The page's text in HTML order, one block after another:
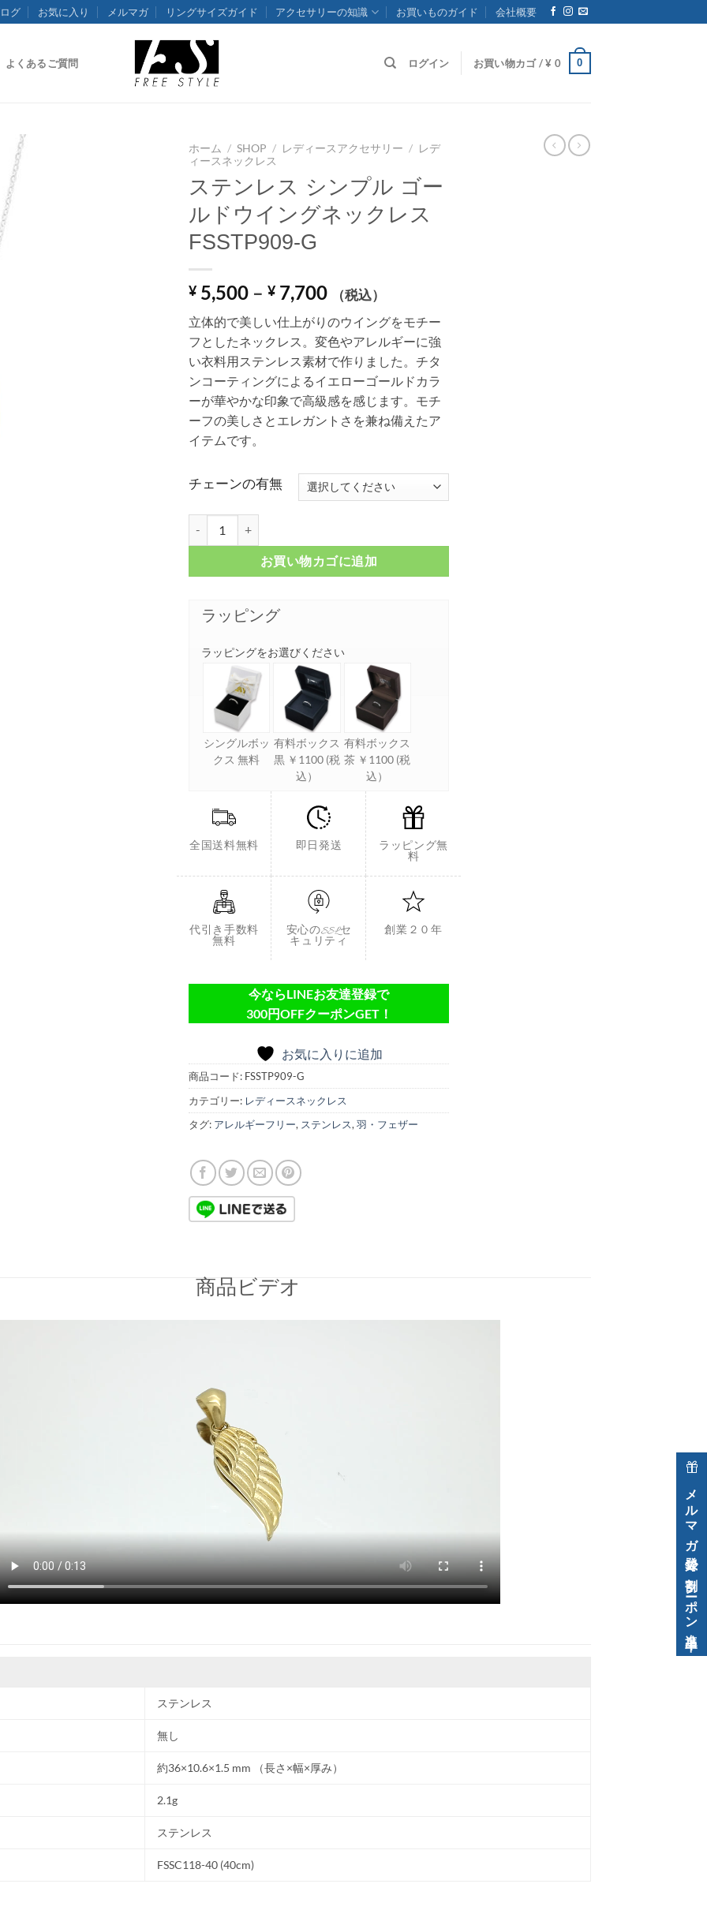
グ お気に入り メルマガ リングサイズガイド アクセサリーの知識 お買いものガイド 会社概要
よくあるご質問 ログイン お買い物カゴ /¥ 0 0
ホーム / SHOP / レディースアクセサリー / レデ
ィースネックレス
ステンレス シンプル ゴー
ルドウイングネックレス
FSSTP909-G
¥ 5,500 – ¥ 7,700価
帯:
¥ 5,500
–
¥ 7,700
（税込）
立体的で美しい仕上がりのウイングをモチー
フとしたネックレス。変色やアレルギーに強
い衣料用ステンレス素材で作りました。チタ
ンコーティングによるイエローゴールドカラ
ーが華やかな印象で高級感を感じます。モチ
ーフの美しさとエレガントさを兼ね備えたア
イテムです。
チェーンの有無
お買い物カゴに追加
ラッピング
ラッピングをお選びください
シングルボッ
クス 無料
有料ボックス
黒 ￥1100 (税
込）
有料ボックス
茶 ￥1100 (税
込）
全国送料無料 即日発送
ラッピング無
料
代引き手数料
無料
安心のSSLセ
キュリティ
創業２０年
今ならLINEお友達登録で
300円OFFクーポンGET！
お気に入りに追加
商品コード: FSSTP909-G
カテゴリー: レディースネックレス
タグ: アレルギーフリー, ステンレス, 羽・フェザー
商品ビデオ
ステンレス
無し
約36×10.6×1.5 mm （長さ×幅×厚み）
2.1g
ステンレス
FSSC118-40 (40cm)
メルマガ登録で割引クーポン進呈中！